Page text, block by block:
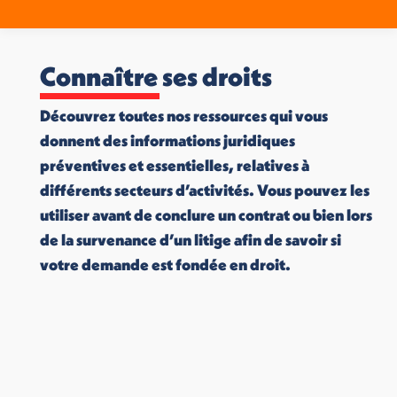
Connaître ses droits
Découvrez toutes nos ressources qui vous
donnent des informations juridiques
préventives et essentielles, relatives à
différents secteurs d’activités. Vous pouvez les
utiliser avant de conclure un contrat ou bien lors
de la survenance d’un litige afin de savoir si
votre demande est fondée en droit.